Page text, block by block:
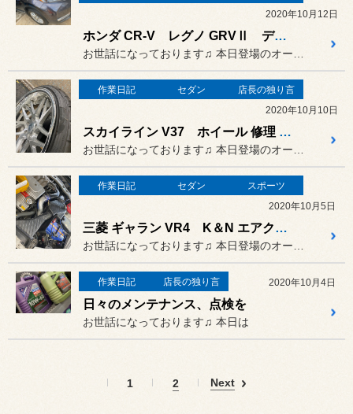
2020年10月12日
ホンダ CR-V レグノ GRVⅡ データシステム TVナビキット 取り付け
作業日記 セダン
店長の独り言
2020年10月10日
スカイライン V37 ホイール 修理 リペア
作業日記 セダン
スポーツ
2020年10月5日
三菱 ギャラン VR4 K＆N エアクリーナー 取り付け
作業日記 店長の独り言 2020年10月4日
日々のメンテナンス、点検を
お世話になっております♫ 本日は
1 2 Next